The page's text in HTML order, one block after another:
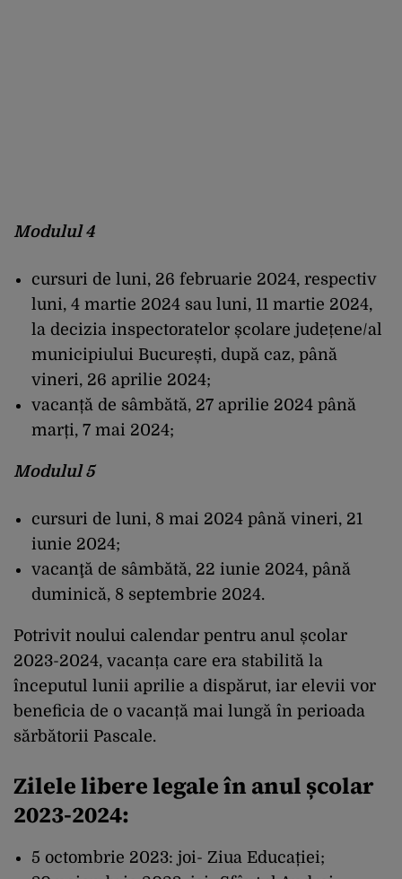
Modulul 4
cursuri de luni, 26 februarie 2024, respectiv
luni, 4 martie 2024 sau luni, 11 martie 2024,
la decizia inspectoratelor școlare județene/al
municipiului București, după caz, până
vineri, 26 aprilie 2024;
vacanță de sâmbătă, 27 aprilie 2024 până
marți, 7 mai 2024;
Modulul 5
cursuri de luni, 8 mai 2024 până vineri, 21
iunie 2024;
vacanţă de sâmbătă, 22 iunie 2024, până
duminică, 8 septembrie 2024.
Potrivit noului calendar pentru anul școlar
2023-2024, vacanța care era stabilită la
începutul lunii aprilie a dispărut, iar elevii vor
beneficia de o vacanță mai lungă în perioada
sărbătorii Pascale.
Zilele libere legale în anul școlar
2023-2024:
5 octombrie 2023: joi- Ziua Educației;